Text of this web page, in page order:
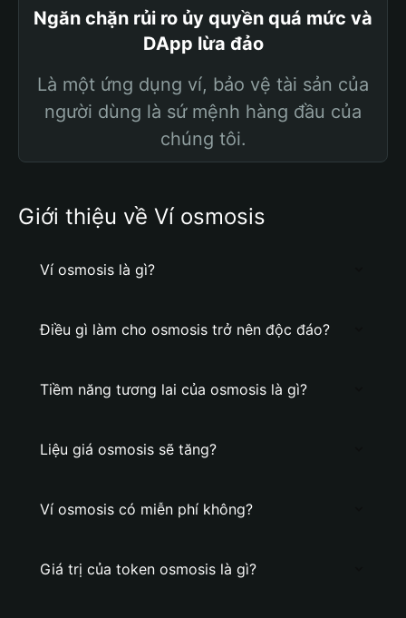
Ngăn chặn rủi ro ủy quyền quá mức và
DApp lừa đảo
Là một ứng dụng ví, bảo vệ tài sản của
người dùng là sứ mệnh hàng đầu của
chúng tôi.
Giới thiệu về Ví osmosis
Ví osmosis là gì?
Điều gì làm cho osmosis trở nên độc đáo?
Tiềm năng tương lai của osmosis là gì?
Liệu giá osmosis sẽ tăng?
Ví osmosis có miễn phí không?
Giá trị của token osmosis là gì?